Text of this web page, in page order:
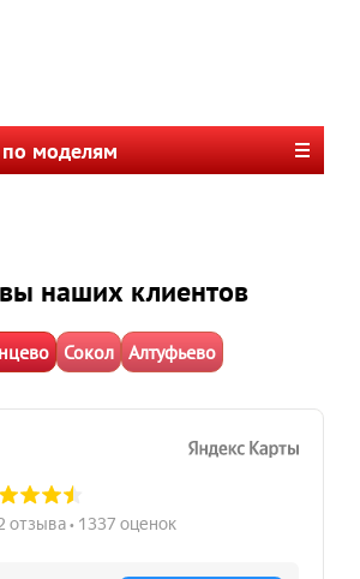
по моделям
наших клиентов
Сокол Алтуфьево